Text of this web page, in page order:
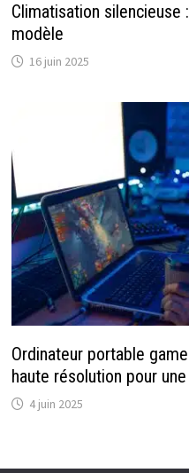
Climatisation
modèle
16 juin 2025
Ordinateur portable
haute résolution pour
4 juin 2025